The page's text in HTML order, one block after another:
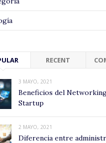
RECENT
3 MAYO, 2021
Beneficios del
Startup
2 MAYO, 2021
Diferencia entre